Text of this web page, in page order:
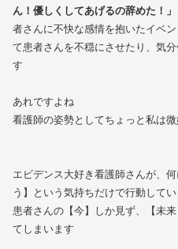
ん！優しくしてあげるの辞めた！」
者さんに不快な感情を抱いたイベ
て患者さんを不穏にさせたり、気
す
あれですよね
看護師の姿勢としてちょっと私は
エビデンス大好き看護師さんが、
う】という気持ちだけで行動して
患者さんの【今】しか見ず、【未
てしまいます